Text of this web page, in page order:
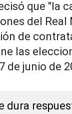
que "la
del Real
de
las
de junio de
dura